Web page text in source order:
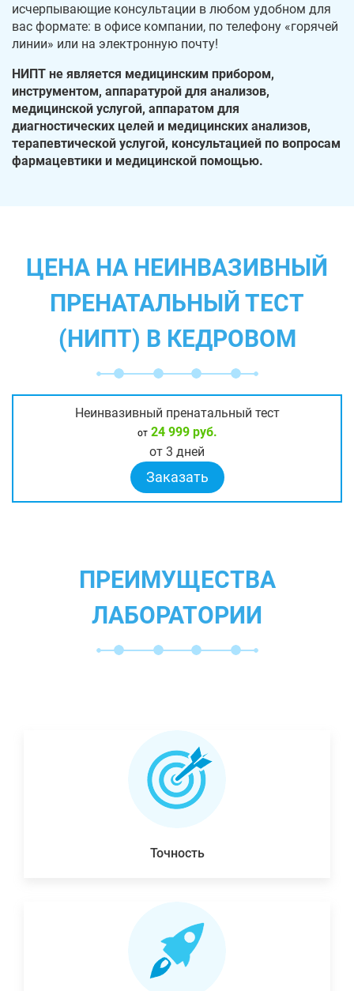
исчерпывающие консультации в любом удобном для
вас формате: в офисе компании, по телефону «горячей
линии» или на электронную почту!
НИПТ не является медицинским прибором,
инструментом, аппаратурой для анализов,
медицинской услугой, аппаратом для
диагностических целей и медицинских анализов,
терапевтической услугой, консультацией по вопросам
фармацевтики и медицинской помощью.
ЦЕНА НА НЕИНВАЗИВНЫЙ
ПРЕНАТАЛЬНЫЙ ТЕСТ
(НИПТ) В КЕДРОВОМ
Неинвазивный пренатальный тест
от24 999 руб.
от 3 дней
Заказать
ПРЕИМУЩЕСТВА
ЛАБОРАТОРИИ
Точность